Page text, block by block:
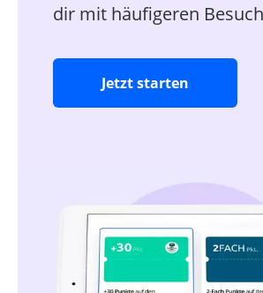
dir mit häufigeren
Jetzt starten